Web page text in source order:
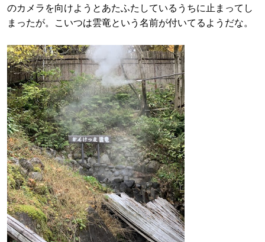
のカメラを向けようとあたふたしているうちに止まってし
まったが。こいつは雲竜という名前が付いてるようだな。